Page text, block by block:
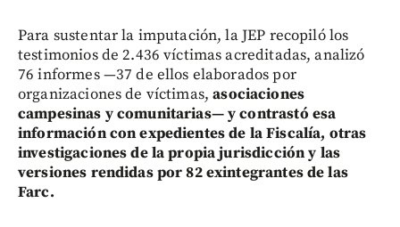
Para sustentar la imputación, la JEP recopiló los
testimonios de 2.436 víctimas acreditadas, analizó
76 informes —37 de ellos elaborados por
organizaciones de víctimas, asociaciones
campesinas y comunitarias— y contrastó esa
información con expedientes de la Fiscalía, otras
investigaciones de la propia jurisdicción y las
versiones rendidas por 82 exintegrantes de las
Farc.